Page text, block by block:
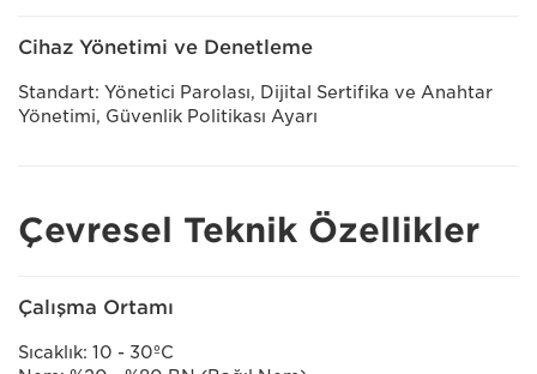
Cihaz Yönetimi ve Denetleme
Standart: Yönetici Parolası, Dijital Sertifika ve Anahtar
Yönetimi, Güvenlik Politikası Ayarı
Çevresel Teknik Özellikler
Çalışma Ortamı
Sıcaklık: 10 - 30ºC